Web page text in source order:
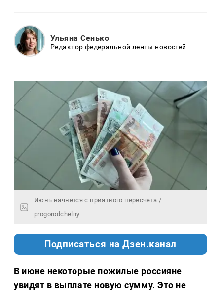
Ульяна Сенько
Редактор федеральной ленты новостей
Июнь начнется с приятного пересчета /
progorodchelny
Подписаться на Дзен.канал
В июне некоторые пожилые россияне
увидят в выплате новую сумму. Это не